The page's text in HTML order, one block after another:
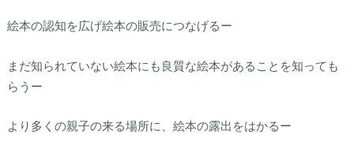
絵本の認知を広げ絵本の販売につなげるー
まだ知られていない絵本にも良質な絵本があることを知っても
らうー
より多くの親子の来る場所に、絵本の露出をはかるー